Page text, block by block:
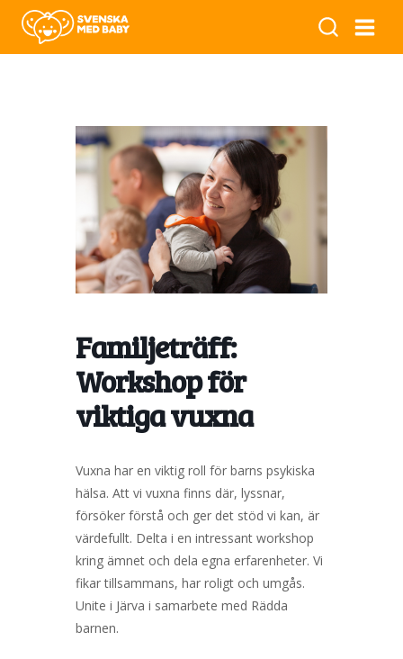
Familjeträff:
Workshop för
viktiga vuxna
Vuxna har en viktig roll för barns psykiska
hälsa. Att vi vuxna finns där, lyssnar,
försöker förstå och ger det stöd vi kan, är
värdefullt. Delta i en intressant workshop
kring ämnet och dela egna erfarenheter. Vi
fikar tillsammans, har roligt och umgås.
Unite i Järva i samarbete med Rädda
barnen.